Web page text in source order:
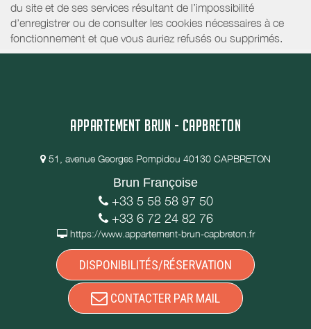
du site et de ses services résultant de l’impossibilité
d’enregistrer ou de consulter les cookies nécessaires à ce
fonctionnement et que vous auriez refusés ou supprimés.
APPARTEMENT BRUN - CAPBRETON
51, avenue Georges Pompidou 40130 CAPBRETON
Brun Françoise
+33 5 58 58 97 50
+33 6 72 24 82 76
https://www.appartement-brun-capbreton.fr
DISPONIBILITÉS/RÉSERVATION
CONTACTER PAR MAIL